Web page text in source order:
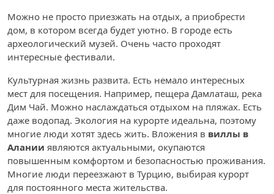
Можно не просто приезжать на отдых, а приобрести
дом, в котором всегда будет уютно. В городе есть
археологический музей. Очень часто проходят
интересные фестивали.
Культурная жизнь развита. Есть немало интересных
мест для посещения. Например, пещера Дамлаташ, река
Дим Чай. Можно наслаждаться отдыхом на пляжах. Есть
даже водопад. Экология на курорте идеальна, поэтому
многие люди хотят здесь жить. Вложения в виллы в
Алании являются актуальными, окупаются
повышенным комфортом и безопасностью проживания.
Многие люди переезжают в Турцию, выбирая курорт
для постоянного места жительства.